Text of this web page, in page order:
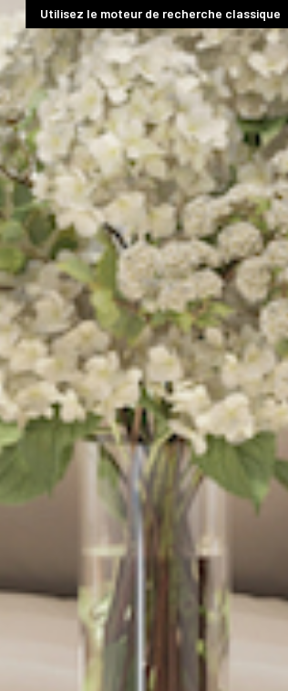
Utilisez le moteur de recherche classique